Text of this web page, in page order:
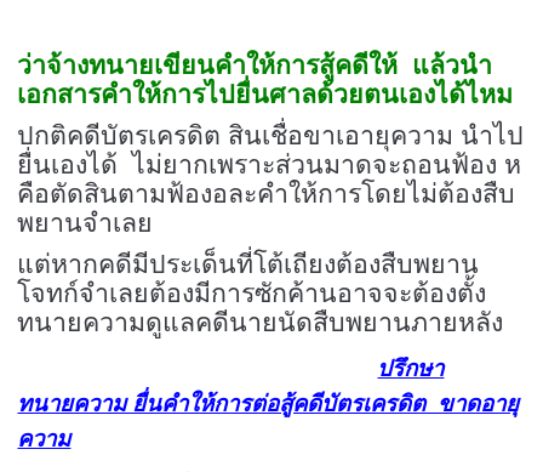
ว่าจ้างทนายเขียนคำให้การสู้คดีให้ แล้วนำ
เอกสารคำให้การไปยื่นศาลด้วยตนเองได้ไหม
ปกติคดีบัตรเครดิต สินเชื่อขาเอายุความ นำไป
ยื่นเองได้ ไม่ยากเพราะส่วนมาดจะถอนฟ้อง ห
คือตัดสินตามฟ้องอละคำให้การโดยไม่ต้องสืบ
พยานจำเลย
แต่หากคดีมีประเด็นที่โต้เถียงต้องสืบพยาน
โจทก์จำเลยต้องมีการซักค้านอาจจะต้องตั้ง
ทนายความดูแลคดีนายนัดสืบพยานภายหลัง
ปรึกษา
ทนายความ ยื่นคำให้การต่อสู้คดีบัตรเครดิต ขาดอายุ
ความ